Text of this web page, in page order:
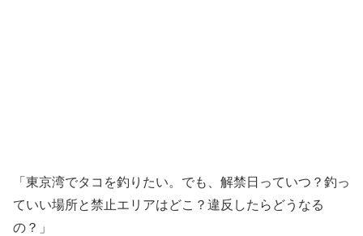
「東京湾でタコを釣りたい。でも、解禁日っていつ？釣っ
ていい場所と禁止エリアはどこ？違反したらどうなる
の？」